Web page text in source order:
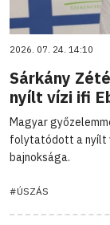
2026. 07. 24. 14:10
Sárkány
nyílt vízi ifi
Magyar
folytatódott a nyílt
bajnoksága.
#ÚSZÁS